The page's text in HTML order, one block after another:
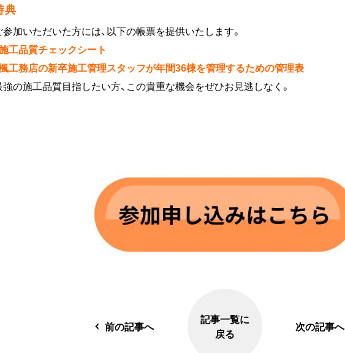
典
参加いただいた方には、以下の帳票を提供いたします。
工品質チェックシート
楓工務店の新卒施工管理スタッフが年間36棟を管理するための管理表
強の施工品質目指したい方、この貴重な機会をぜひお見逃しなく。
前の記事へ
記事一覧に
戻る
次の記事へ